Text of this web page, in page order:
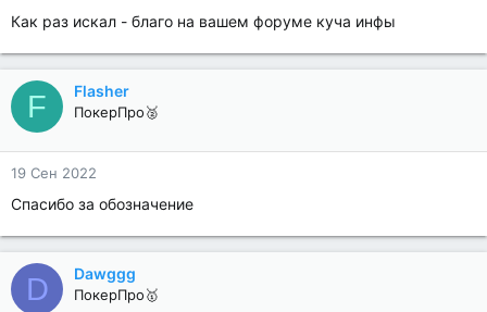
Как раз искал - благо на вашем форуме куча инфы
F Flasher
ПокерПро🥈
19 Сен 2022
Спасибо за обозначение
D Dawggg
ПокерПро🥇